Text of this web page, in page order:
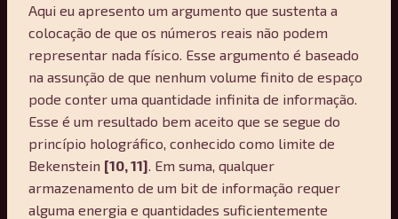
Aqui eu apresento um argumento que sustenta a
colocação de que os números reais não podem
representar nada físico. Esse argumento é baseado
na assunção de que nenhum volume finito de espaço
pode conter uma quantidade infinita de informação.
Esse é um resultado bem aceito que se segue do
princípio holográfico, conhecido como limite de
Bekenstein [10, 11] . Em suma, qualquer
armazenamento de um bit de informação requer
alguma energia e quantidades suficientemente